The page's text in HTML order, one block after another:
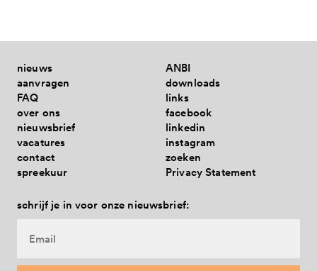
nieuws
aanvragen
FAQ
over ons
nieuwsbrief
vacatures
contact
spreekuur
ANBI
downloads
links
facebook
linkedin
instagram
zoeken
Privacy Statement
schrijf je in voor onze nieuwsbrief: